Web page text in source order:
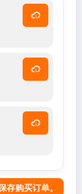
购买订单。